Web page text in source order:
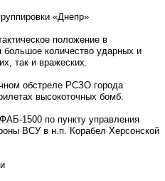
«Днепр»
положение в
большое количество ударных и
так и вражеских.
обстреле РСЗО города
высокоточных бомб.
1500 по пункту управления
ВСУ в н.п. Корабел Херсонской